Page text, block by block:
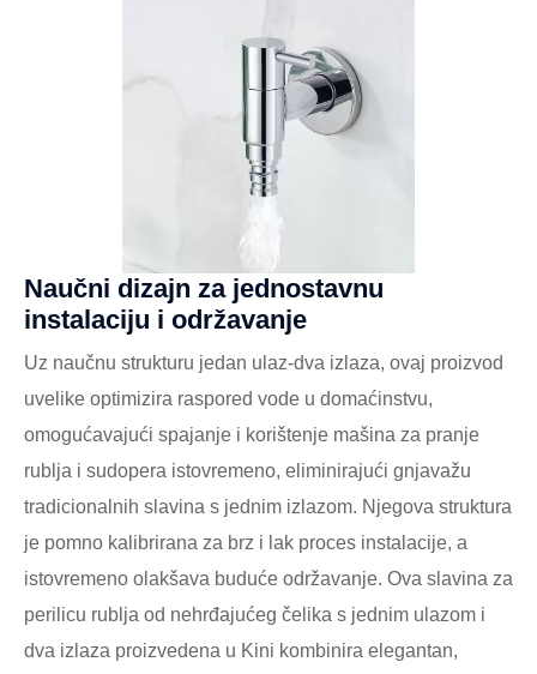
Naučni dizajn za jednostavnu
instalaciju i održavanje
Uz naučnu strukturu jedan ulaz-dva izlaza, ovaj proizvod
uvelike optimizira raspored vode u domaćinstvu,
omogućavajući spajanje i korištenje mašina za pranje
rublja i sudopera istovremeno, eliminirajući gnjavažu
tradicionalnih slavina s jednim izlazom. Njegova struktura
je pomno kalibrirana za brz i lak proces instalacije, a
istovremeno olakšava buduće održavanje. Ova slavina za
perilicu rublja od nehrđajućeg čelika s jednim ulazom i
dva izlaza proizvedena u Kini kombinira elegantan,